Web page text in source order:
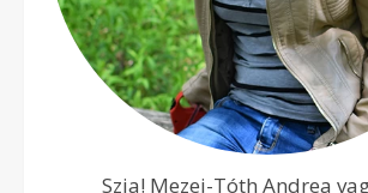
Szia! Mezei-Tóth Andrea